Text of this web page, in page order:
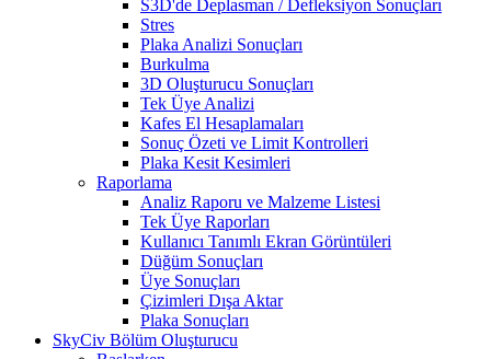
S3D'de Deplasman / Defleksiyon Sonuçları
Stres
Plaka Analizi Sonuçları
Burkulma
3D Oluşturucu Sonuçları
Tek Üye Analizi
Kafes El Hesaplamaları
Sonuç Özeti ve Limit Kontrolleri
Plaka Kesit Kesimleri
Raporlama
Analiz Raporu ve Malzeme Listesi
Tek Üye Raporları
Kullanıcı Tanımlı Ekran Görüntüleri
Düğüm Sonuçları
Üye Sonuçları
Çizimleri Dışa Aktar
Plaka Sonuçları
SkyCiv Bölüm Oluşturucu